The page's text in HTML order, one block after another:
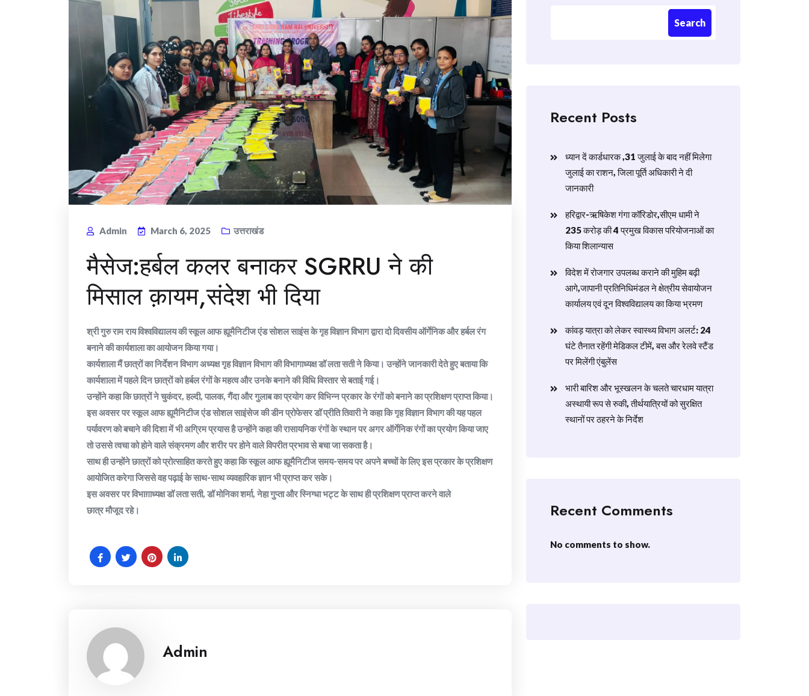
Admin March 6, 2025 उत्तराखंड
मैसेज:हर्बल कलर बनाकर SGRRU ने की
मिसाल क़ायम,संदेश भी दिया
श्री गुरु राम राय विश्वविद्यालय की स्कूल आफ ह्यूमैनिटीज एंड सोशल साइंस के गृह विज्ञान विभाग द्वारा दो दिवसीय ऑर्गेनिक और हर्बल रंग
बनाने की कार्यशाला का आयोजन किया गया।
कार्यशाला मैं छात्रों का निर्देशन विभाग अध्यक्ष गृह विज्ञान विभाग की विभागाध्यक्ष डॉ लता सती ने किया। उन्होंने जानकारी देते हुए बताया कि
कार्यशाला में पहले दिन छात्रों को हर्बल रंगों के महत्व और उनके बनाने की विधि विस्तार से बताई गई।
उन्होंने कहा कि छात्रों ने चुकंदर, हल्दी, पालक, गैंदा और गुलाब का प्रयोग कर विभिन्न प्रकार के रंगों को बनाने का प्रशिक्षण प्राप्त किया।
इस अवसर पर स्कूल आफ ह्यूमैनिटीज एंड सोशल साइंसेज की डीन प्रोफेसर डॉ प्रीति तिवारी ने कहा कि गृह विज्ञान विभाग की यह पहल
पर्यावरण को बचाने की दिशा में भी अग्रिम प्रयास है उन्होंने कहा की रासायनिक रंगों के स्थान पर अगर ऑर्गेनिक रंगों का प्रयोग किया जाए
तो उससे त्वचा को होने वाले संक्रमण और शरीर पर होने वाले विपरीत प्रभाव से बचा जा सकता है।
साथ ही उन्होंने छात्रों को प्रोत्साहित करते हुए कहा कि स्कूल आफ ह्यूमैनिटीज समय-समय पर अपने बच्चों के लिए इस प्रकार के प्रशिक्षण
आयोजित करेगा जिससे वह पढ़ाई के साथ-साथ व्यवहारिक ज्ञान भी प्राप्त कर सके।
इस अवसर पर विभाग़ाध्यक्ष डॉ लता सती, डॉ मोनिका शर्मा, नेहा गुप्ता और स्निग्धा भट्ट के साथ ही प्रशिक्षण प्राप्त करने वाले
छात्र मौजूद रहे।
Admin
Search
Recent Posts
ध्यान दें कार्डधारक ,31 जुलाई के बाद नहीं मिलेगा
जुलाई का राशन, जिला पूर्ति अधिकारी ने दी
जानकारी
हरिद्वार-ऋषिकेश गंगा कॉरिडोर,सीएम धामी ने
235 करोड़ की 4 प्रमुख विकास परियोजनाओं का
किया शिलान्यास
विदेश में रोजगार उपलब्ध कराने की मुहिम बढ़ी
आगे,जापानी प्रतिनिधिमंडल ने क्षेत्रीय सेवायोजन
कार्यालय एवं दून विश्वविद्यालय का किया भ्रमण
​कांवड़ यात्रा को लेकर स्वास्थ्य विभाग अलर्ट: 24
घंटे तैनात रहेंगी मेडिकल टीमें, बस और रेलवे स्टैंड
पर मिलेंगी एंबुलेंस
​भारी बारिश और भूस्खलन के चलते चारधाम यात्रा
अस्थायी रूप से रुकी, तीर्थयात्रियों को सुरक्षित
स्थानों पर ठहरने के निर्देश
Recent Comments
No comments to show.